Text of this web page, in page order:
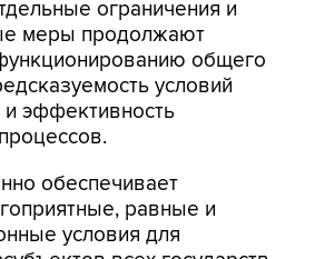
общего
условий
эффективность
обеспечивает
условия для
всех государств
исходим из того,